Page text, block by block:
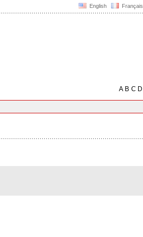
English Français
AB C D